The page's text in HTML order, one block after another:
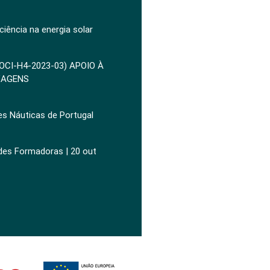
na energia solar
H4-2023-03) APOIO À
Náuticas de Portugal
Formadoras | 20 out